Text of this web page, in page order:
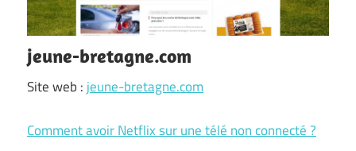
jeune-bretagne.com
Site web : jeune-bretagne.com
Comment avoir Netflix sur une télé non connecté ?